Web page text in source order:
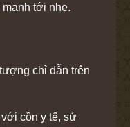
tới nhẹ.
chỉ dẫn trên
cồn y tế, sử